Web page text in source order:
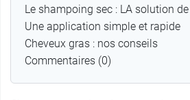
Le shampoing sec : LA solution
Une application simple et rapide
Cheveux gras : nos conseils
Commentaires (0)